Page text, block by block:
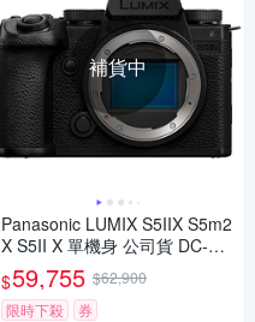
補貨中
Panasonic LUMIX S5IIX S5m2
X S5II X 單機身 公司貨 DC-S5
M2X
$59,755 $62,900
限時下殺
券